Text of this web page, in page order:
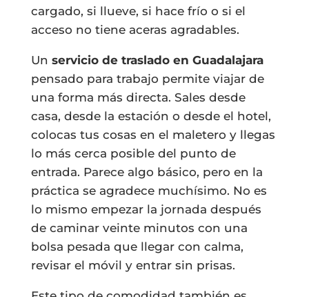
cargado, si llueve, si hace frío o si el
acceso no tiene aceras agradables.
Un servicio de traslado en Guadalajara
pensado para trabajo permite viajar de
una forma más directa. Sales desde
casa, desde la estación o desde el hotel,
colocas tus cosas en el maletero y llegas
lo más cerca posible del punto de
entrada. Parece algo básico, pero en la
práctica se agradece muchísimo. No es
lo mismo empezar la jornada después
de caminar veinte minutos con una
bolsa pesada que llegar con calma,
revisar el móvil y entrar sin prisas.